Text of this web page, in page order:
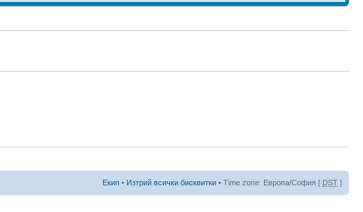
Екип • Изтрий всички бисквитки • Time zone: Европа/София [ DST ]